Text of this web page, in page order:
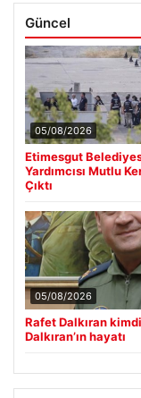
Güncel
05/08/2026
Etimesgut
Yardımcısı Mutlu
Çıktı
05/08/2026
Rafet Dalkıran
Dalkıran’ın hayatı